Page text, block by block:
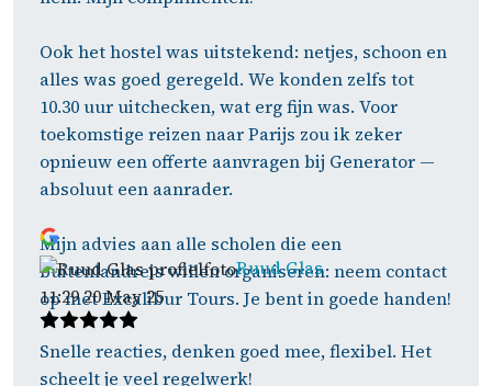
Ook het hostel was uitstekend: netjes, schoon en
alles was goed geregeld. We konden zelfs tot
10.30 uur uitchecken, wat erg fijn was. Voor
toekomstige reizen naar Parijs zou ik zeker
opnieuw een offerte aanvragen bij Generator —
absoluut een aanrader.
Mijn advies aan alle scholen die een
buitenlandreis willen organiseren: neem contact
op met Excalibur Tours. Je bent in goede handen!
Ruud Glas
11:29 20 May 25
Snelle reacties, denken goed mee, flexibel. Het
scheelt je veel regelwerk!